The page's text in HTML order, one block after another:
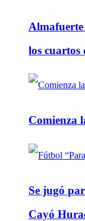
Almafuerte
los
Comienza
Se jugó
Cayó